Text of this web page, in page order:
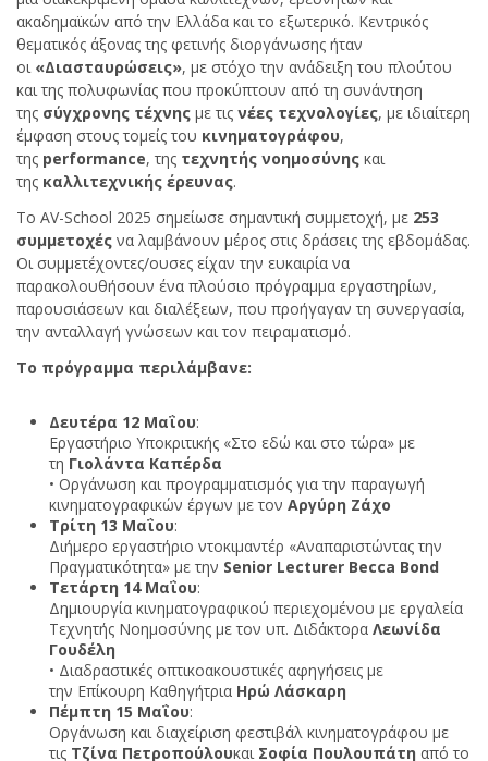
ακαδημαϊκών από την Ελλάδα και το εξωτερικό. Κεντρικός
θεματικός άξονας της φετινής διοργάνωσης ήταν
οι «Διασταυρώσεις», με στόχο την ανάδειξη του πλούτου
και της πολυφωνίας που προκύπτουν από τη συνάντηση
της σύγχρονης τέχνης με τις νέες τεχνολογίες, με ιδιαίτερη
έμφαση στους τομείς του κινηματογράφου,
της performance, της τεχνητής νοημοσύνης και
της καλλιτεχνικής έρευνας.
Το AV-School 2025 σημείωσε σημαντική συμμετοχή, με 253
συμμετοχές να λαμβάνουν μέρος στις δράσεις της εβδομάδας.
Οι συμμετέχοντες/ουσες είχαν την ευκαιρία να
παρακολουθήσουν ένα πλούσιο πρόγραμμα εργαστηρίων,
παρουσιάσεων και διαλέξεων, που προήγαγαν τη συνεργασία,
την ανταλλαγή γνώσεων και τον πειραματισμό.
Το πρόγραμμα περιλάμβανε:
Δευτέρα 12 Μαΐου:
Εργαστήριο Υποκριτικής «Στο εδώ και στο τώρα» με
τη Γιολάντα Καπέρδα
• Οργάνωση και προγραμματισμός για την παραγωγή
κινηματογραφικών έργων με τον Αργύρη Ζάχο
Τρίτη 13 Μαΐου:
Διήμερο εργαστήριο ντοκιμαντέρ «Αναπαριστώντας την
Πραγματικότητα» με την Senior Lecturer Becca Bond
Τετάρτη 14 Μαΐου:
Δημιουργία κινηματογραφικού περιεχομένου με εργαλεία
Τεχνητής Νοημοσύνης με τον υπ. Διδάκτορα Λεωνίδα
Γουδέλη
• Διαδραστικές οπτικοακουστικές αφηγήσεις με
την Επίκουρη Καθηγήτρια Ηρώ Λάσκαρη
Πέμπτη 15 Μαΐου:
Οργάνωση και διαχείριση φεστιβάλ κινηματογράφου με
τις Τζίνα Πετροπούλουκαι Σοφία Πουλουπάτη από το